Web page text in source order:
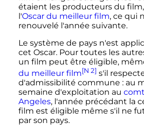
étaient les producteurs du
l'Oscar du meilleur film, ce qui
renouvelé l'année suivante.
Le système de pays n'est
cet Oscar. Pour toutes les
un film peut être éligible,
du meilleur film[N 2] s'il
d'admissibilité commune : au
semaine d'exploitation au
Angeles, l'année précédant la
film est éligible même s'il ne
par son pays.